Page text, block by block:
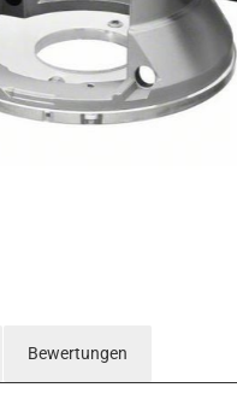
Bewertungen